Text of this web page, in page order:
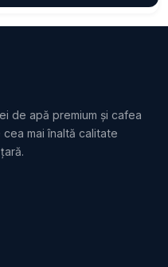
de apă premium și cafea
mai înaltă calitate